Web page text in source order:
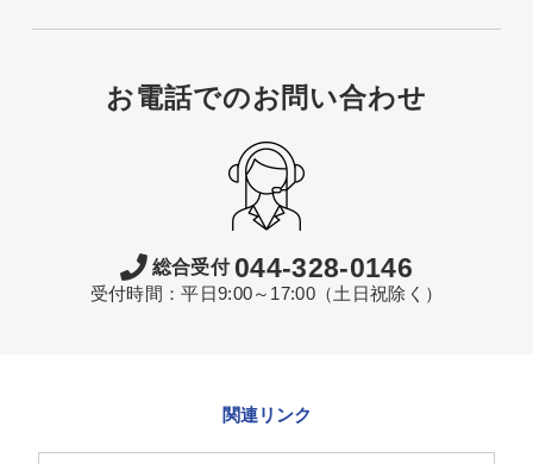
お電話でのお問い合わせ
総合受付 044-328-0146
受付時間：平日9:00～17:00（土日祝除く）
関連リンク